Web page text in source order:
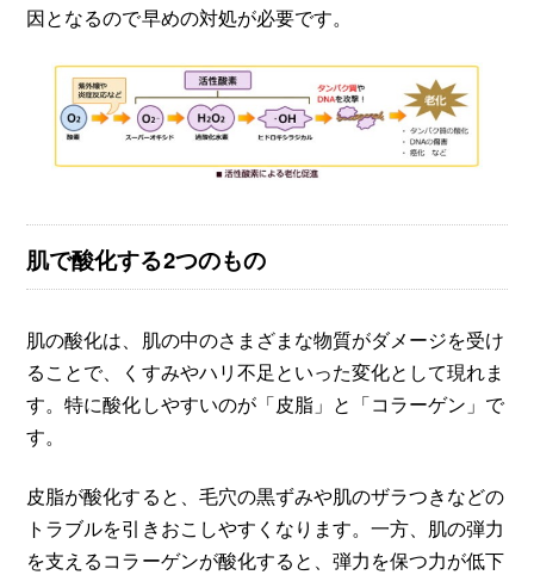
因となるので早めの対処が必要です。
肌で酸化する2つのもの
肌の酸化は、肌の中のさまざまな物質がダメージを受け
ることで、くすみやハリ不足といった変化として現れま
す。特に酸化しやすいのが「皮脂」と「コラーゲン」で
す。
皮脂が酸化すると、毛穴の黒ずみや肌のザラつきなどの
トラブルを引きおこしやすくなります。一方、肌の弾力
を支えるコラーゲンが酸化すると、弾力を保つ力が低下